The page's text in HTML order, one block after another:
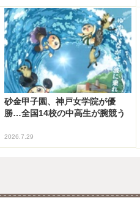
砂金甲子園、神戸女学院が優
勝…全国14校の中高生が腕競う
2026.7.29